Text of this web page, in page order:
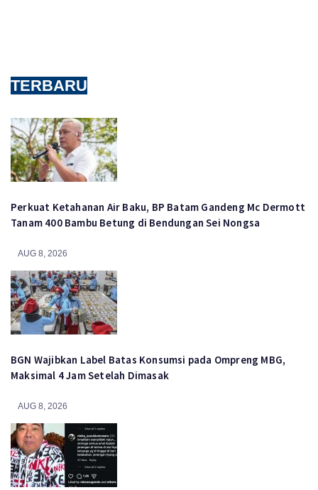
TERBARU
Perkuat Ketahanan Air Baku, BP Batam Gandeng Mc Dermott
Tanam 400 Bambu Betung di Bendungan Sei Nongsa
AUG 8, 2026
BGN Wajibkan Label Batas Konsumsi pada Ompreng MBG,
Maksimal 4 Jam Setelah Dimasak
AUG 8, 2026